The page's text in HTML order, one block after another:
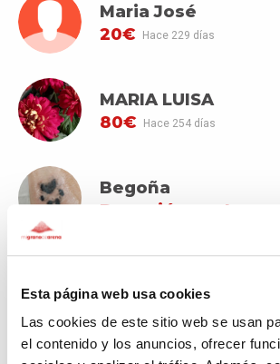
Esta página web usa cookies
Las cookies de este sitio web se usan
el contenido y los anuncios, ofrecer
Maria José
20€
Hace 229 días
MARIA LUISA
80€
Hace 254 días
Begoña
Donación oculta
VER MÁS DONANTES